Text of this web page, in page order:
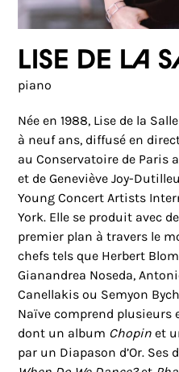
Lise de la
piano
Née en 1988, Lise de la
à neuf ans, diffusé en
au Conservatoire de Paris
et de Geneviève Joy-
Young Concert Artists
York. Elle se produit avec
premier plan à travers le
chefs tels que Herbert
Gianandrea Noseda,
Canellakis ou Semyon
Naïve comprend plusieurs
dont un album Chopinet
par un Diapason d’Or.